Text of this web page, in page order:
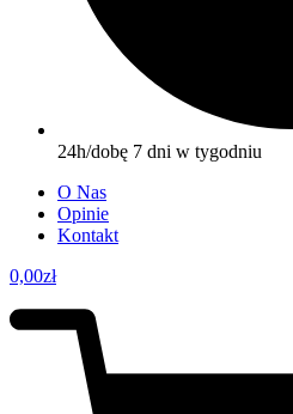
24h/dobę 7 dni w tygodniu
O Nas
Opinie
Kontakt
0,00zł